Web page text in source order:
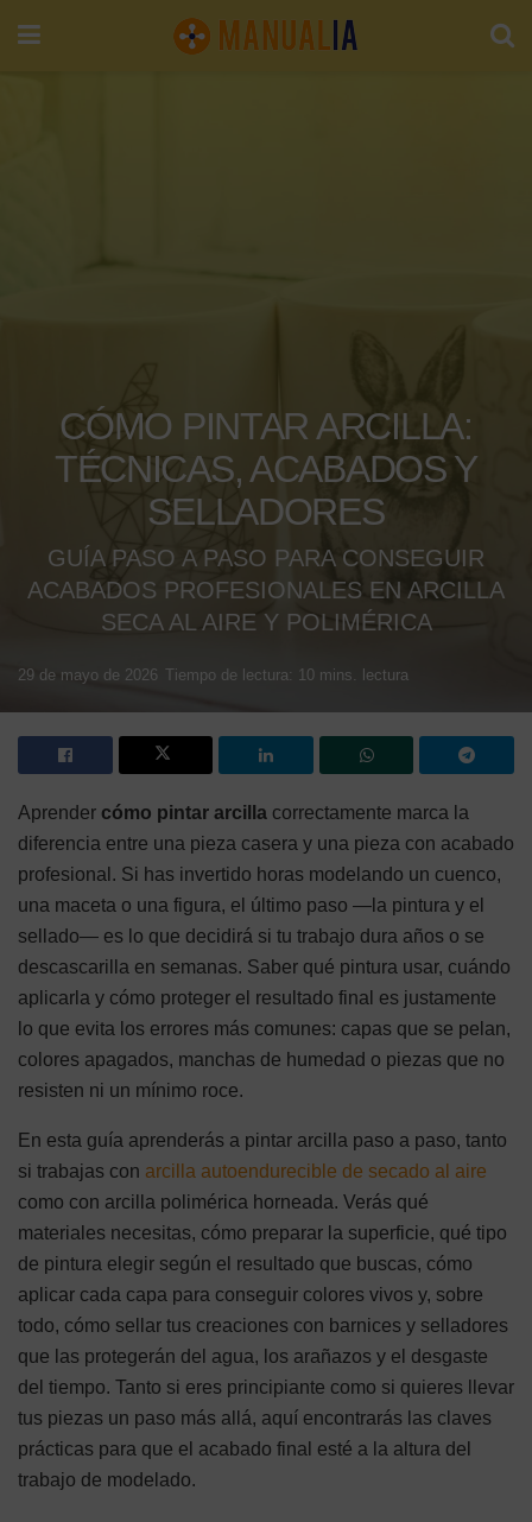
CÓMO PINTAR ARCILLA:
TÉCNICAS, ACABADOS Y
SELLADORES
GUÍA PASO A PASO PARA CONSEGUIR
ACABADOS PROFESIONALES EN ARCILLA
SECA AL AIRE Y POLIMÉRICA
29 de mayo de 2026 Tiempo de lectura: 10 mins. lectura
Aprender cómo pintar arcilla correctamente marca la
diferencia entre una pieza casera y una pieza con acabado
profesional. Si has invertido horas modelando un cuenco,
una maceta o una figura, el último paso —la pintura y el
sellado— es lo que decidirá si tu trabajo dura años o se
descascarilla en semanas. Saber qué pintura usar, cuándo
aplicarla y cómo proteger el resultado final es justamente
lo que evita los errores más comunes: capas que se pelan,
colores apagados, manchas de humedad o piezas que no
resisten ni un mínimo roce.
En esta guía aprenderás a pintar arcilla paso a paso, tanto
si trabajas con arcilla autoendurecible de secado al aire
como con arcilla polimérica horneada. Verás qué
materiales necesitas, cómo preparar la superficie, qué tipo
de pintura elegir según el resultado que buscas, cómo
aplicar cada capa para conseguir colores vivos y, sobre
todo, cómo sellar tus creaciones con barnices y selladores
que las protegerán del agua, los arañazos y el desgaste
del tiempo. Tanto si eres principiante como si quieres llevar
tus piezas un paso más allá, aquí encontrarás las claves
prácticas para que el acabado final esté a la altura del
trabajo de modelado.